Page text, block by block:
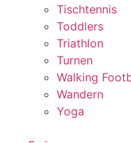
Tischtennis
Toddlers
Triathlon
Turnen
Walking
Wandern
Yoga